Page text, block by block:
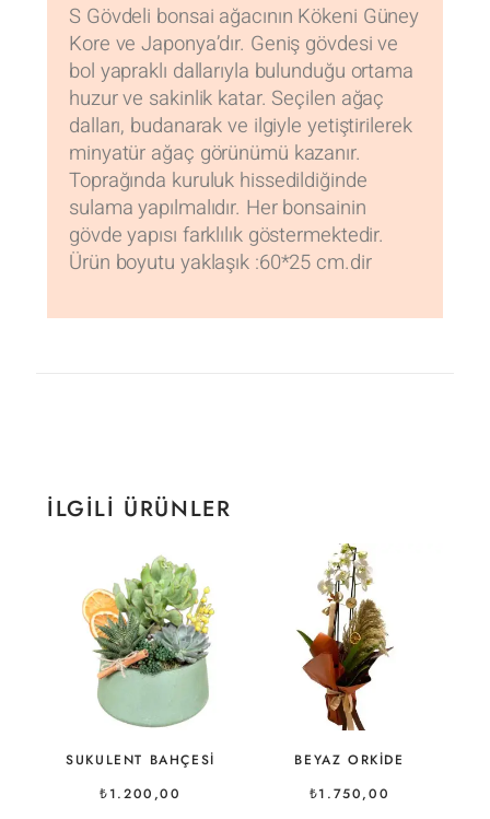
S Gövdeli bonsai ağacının Kökeni Güney
Kore ve Japonya’dır. Geniş gövdesi ve
bol yapraklı dallarıyla bulunduğu ortama
huzur ve sakinlik katar. Seçilen ağaç
dalları, budanarak ve ilgiyle yetiştirilerek
minyatür ağaç görünümü kazanır.
Toprağında kuruluk hissedildiğinde
sulama yapılmalıdır. Her bonsainin
gövde yapısı farklılık göstermektedir.
Ürün boyutu yaklaşık :60*25 cm.dir
İLGILI ÜRÜNLER
SUKULENT BAHÇESI
₺1.200,00
BEYAZ ORKIDE
₺1.750,00